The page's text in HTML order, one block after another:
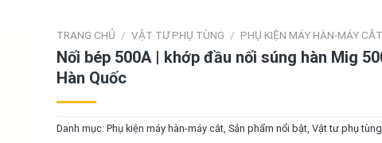
TRANG CHỦ / VẬT TƯ PHỤ TÙNG / PHỤ KIỆN MÁY HÀN-MÁY CẮT
Nối bép 500A | khớp đầu nối súng hàn Mig
Hàn Quốc
Danh mục: Phụ kiện máy hàn-máy cắt, Sản phẩm nổi bật, Vật tư phụ tùng